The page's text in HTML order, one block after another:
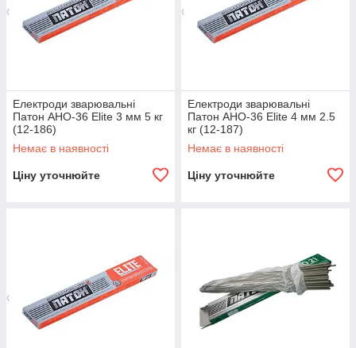
Електроди зварювальні
Патон АНО-36 Elite 3 мм 5 кг
(12-186)
Немає в наявності
Ціну уточнюйте
Електроди зварювальні
Патон АНО-36 Elite 4 мм 2.5
кг (12-187)
Немає в наявності
Ціну уточнюйте